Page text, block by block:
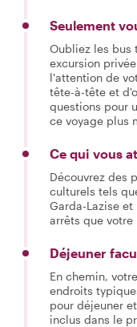
Seulement
Oubliez les bus
excursion
l'attention de
tête-à-tête et
questions pour
ce voyage plus
Ce qui vous
Découvrez des
culturels tels
Garda-Lazise
arrêts que votre
Déjeuner
En chemin,
endroits
pour déjeuner
inclus dans le